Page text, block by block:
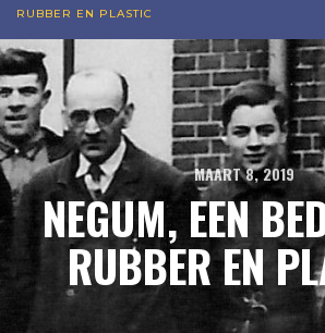
RUBBER EN PLASTIC
MAART 8, 2019
NEGUM, EEN
RUBBER EN